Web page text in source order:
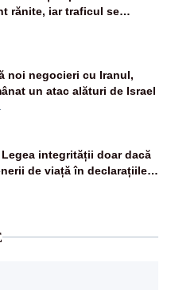
rănite, iar traficul se
o singură bandă
noi negocieri cu Iranul,
un atac alături de Israel
Legea integrității doar dacă
de viață în declarațiile
așa cum a anunțat
din funcție: fără excepții!